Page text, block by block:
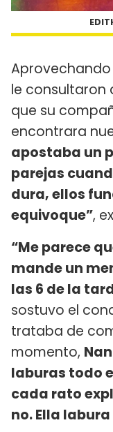
le consultaron
que su
encontrara
apostaba un
parejas
dura, ellos
equivoque”,
“Me parece
mande un
las 6 de la
sostuvo el
trataba de
momento,
laburas todo
cada rato
no. Ella